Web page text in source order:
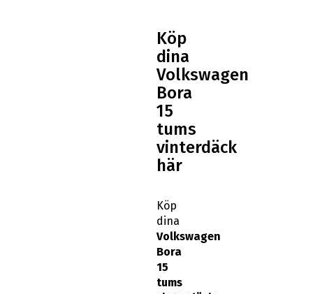
Köp
dina
Volkswagen
Bora
15
tums
vinterdäck
här
Köp
dina
Volkswagen
Bora
15
tums